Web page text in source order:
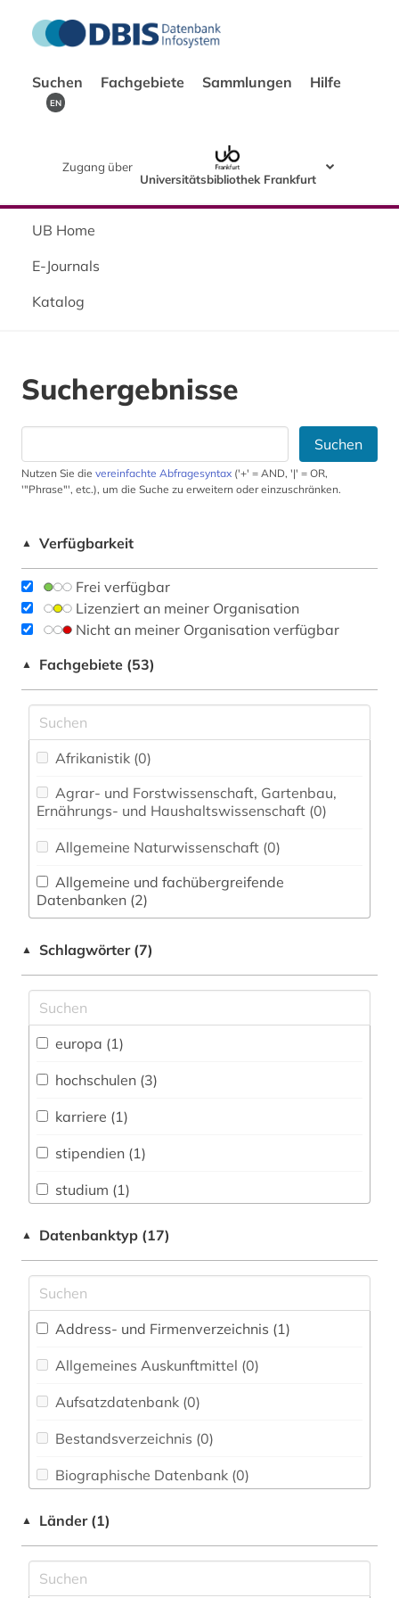
Suchen Fachgebiete Sammlungen Hilfe
EN
Zugang über
Universitätsbibliothek Frankfurt
UB Home
E-Journals
Katalog
Suchergebnisse
Suchen
Nutzen Sie die vereinfachte Abfragesyntax ('+' = AND, '|' = OR,
'"Phrase"', etc.), um die Suche zu erweitern oder einzuschränken.
▲ Verfügbarkeit
Frei verfügbar
Lizenziert an meiner Organisation
Nicht an meiner Organisation verfügbar
▲ Fachgebiete (53)
Afrikanistik (0)
Ernährungs- und Haushaltswissenschaft (0)
Allgemeine Naturwissenschaft (0)
Datenbanken (2)
Literaturwissenschaft. Indogermanistik.
Außereuropäische Sprachen und Literaturen (0)
Darstellende Kunst (0)
Elektrotechnik, Elektronik, Nachrichtentechnik
(0)
Geowissenschaften (0)
Germanistik. Niederlandistik. Skandinavistik
(0)
▲ Schlagwörter (7)
europa (1)
hochschulen (3)
karriere (1)
stipendien (1)
studium (1)
wissenschaft (2)
▲ Datenbanktyp (17)
Address- und Firmenverzeichnis (1)
Allgemeines Auskunftmittel (0)
Aufsatzdatenbank (0)
Bestandsverzeichnis (0)
Biographische Datenbank (0)
Disziplinäre Forschungsdatenrepositorien (0)
▲ Länder (1)